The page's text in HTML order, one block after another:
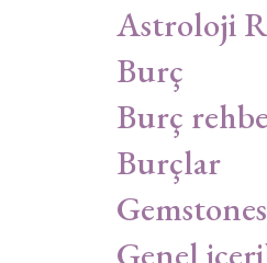
Astroloji
Burç
Burç
Burçlar
Gemstones
Genel